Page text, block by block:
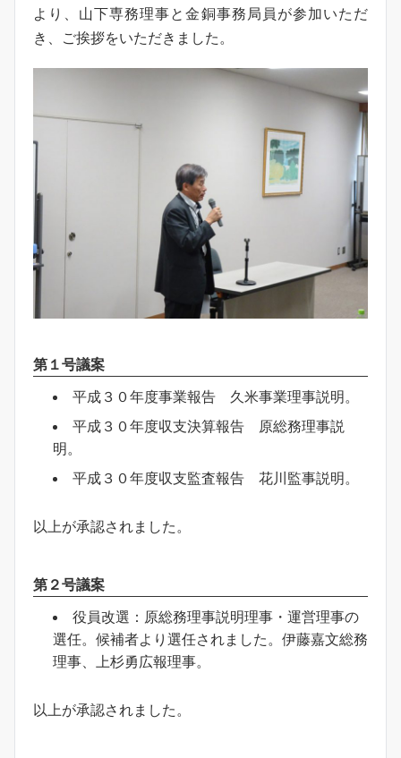
より、山下専務理事と金銅事務局員が参加いただ
き、ご挨拶をいただきました。
第１号議案
平成３０年度事業報告 久米事業理事説明。
平成３０年度収支決算報告 原総務理事説
明。
平成３０年度収支監査報告 花川監事説明。
以上が承認されました。
第２号議案
役員改選：原総務理事説明理事・運営理事の
選任。候補者より選任されました。伊藤嘉文総務
理事、上杉勇広報理事。
以上が承認されました。